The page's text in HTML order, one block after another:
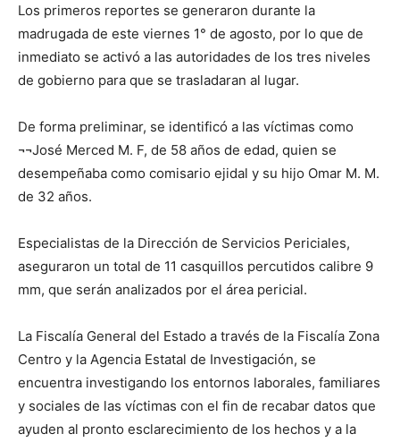
Los primeros reportes se generaron durante la
madrugada de este viernes 1° de agosto, por lo que de
inmediato se activó a las autoridades de los tres niveles
de gobierno para que se trasladaran al lugar.
De forma preliminar, se identificó a las víctimas como
¬¬José Merced M. F, de 58 años de edad, quien se
desempeñaba como comisario ejidal y su hijo Omar M. M.
de 32 años.
Especialistas de la Dirección de Servicios Periciales,
aseguraron un total de 11 casquillos percutidos calibre 9
mm, que serán analizados por el área pericial.
La Fiscalía General del Estado a través de la Fiscalía Zona
Centro y la Agencia Estatal de Investigación, se
encuentra investigando los entornos laborales, familiares
y sociales de las víctimas con el fin de recabar datos que
ayuden al pronto esclarecimiento de los hechos y a la